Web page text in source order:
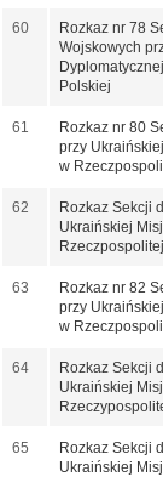
60
Rozkaz nr 78
Wojskowych
Polskiej
61
Rozkaz nr 80
przy
w
62
Rozkaz Sekcji
Ukraińskiej
63
Rozkaz nr 82
przy
w
64
Rozkaz Sekcji
Ukraińskiej
65
Rozkaz Sekcji
Ukraińskiej